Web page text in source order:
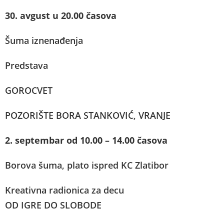
30. avgust u 20.00 časova
Šuma iznenađenja
Predstava
GOROCVET
POZORIŠTE BORA STANKOVIĆ, VRANJE
2. septembar od 10.00 – 14.00 časova
Borova šuma, plato ispred KC Zlatibor
Kreativna radionica za decu
OD IGRE DO SLOBODE